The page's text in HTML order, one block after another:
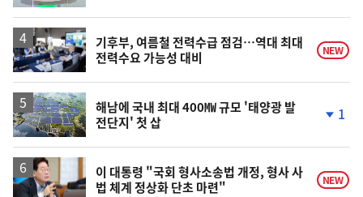
계
락
기후부, 여름철 전력수급 점검…역대 최대
전력수요 가능성 대비
NEW
해남에 국내 최대 400㎿ 규모 '태양광 발
전단지' 첫 삽
계
락
1
이 대통령 "국회 형사소송법 개정, 형사 사
법 체계 정상화 단초 마련"
NEW